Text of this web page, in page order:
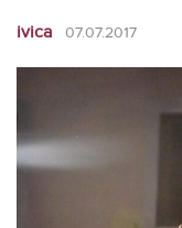
ivica 07.07.2017